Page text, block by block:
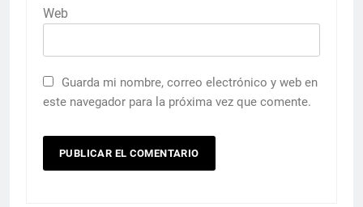
Web
Guarda mi nombre, correo electrónico y web en
este navegador para la próxima vez que comente.